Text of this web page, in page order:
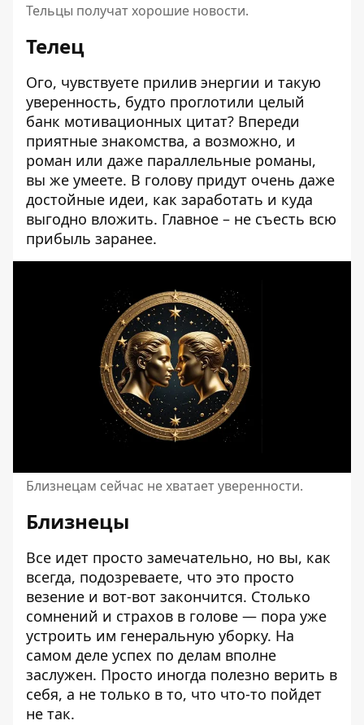
Тельцы получат хорошие новости.
Телец
Ого, чувствуете прилив энергии и такую ​​
уверенность, будто проглотили целый
банк мотивационных цитат? Впереди
приятные знакомства, а возможно, и
роман или даже параллельные романы,
вы же умеете. В голову придут очень даже
достойные идеи, как заработать и куда
выгодно вложить. Главное – не съесть всю
прибыль заранее.
Близнецам сейчас не хватает уверенности.
Близнецы
Все идет просто замечательно, но вы, как
всегда, подозреваете, что это просто
везение и вот-вот закончится. Столько
сомнений и страхов в голове — пора уже
устроить им генеральную уборку. На
самом деле успех по делам вполне
заслужен. Просто иногда полезно верить в
себя, а не только в то, что что-то пойдет
не так.